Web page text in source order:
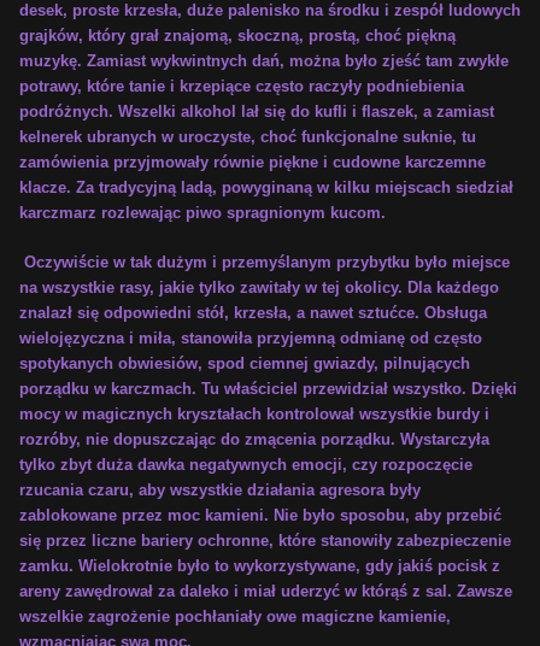
desek, proste krzesła, duże palenisko na środku i zespół ludowych
grajków, który grał znajomą, skoczną, prostą, choć piękną
muzykę. Zamiast wykwintnych dań, można było zjeść tam zwykłe
potrawy, które tanie i krzepiące często raczyły podniebienia
podróżnych. Wszelki alkohol lał się do kufli i flaszek, a zamiast
kelnerek ubranych w uroczyste, choć funkcjonalne suknie, tu
zamówienia przyjmowały równie piękne i cudowne karczemne
klacze. Za tradycyjną ladą, powyginaną w kilku miejscach siedział
karczmarz rozlewając piwo spragnionym kucom.
Oczywiście w tak dużym i przemyślanym przybytku było miejsce
na wszystkie rasy, jakie tylko zawitały w tej okolicy. Dla każdego
znalazł się odpowiedni stół, krzesła, a nawet sztućce. Obsługa
wielojęzyczna i miła, stanowiła przyjemną odmianę od często
spotykanych obwiesiów, spod ciemnej gwiazdy, pilnujących
porządku w karczmach. Tu właściciel przewidział wszystko. Dzięki
mocy w magicznych kryształach kontrolował wszystkie burdy i
rozróby, nie dopuszczając do zmącenia porządku. Wystarczyła
tylko zbyt duża dawka negatywnych emocji, czy rozpoczęcie
rzucania czaru, aby wszystkie działania agresora były
zablokowane przez moc kamieni. Nie było sposobu, aby przebić
się przez liczne bariery ochronne, które stanowiły zabezpieczenie
zamku. Wielokrotnie było to wykorzystywane, gdy jakiś pocisk z
areny zawędrował za daleko i miał uderzyć w którąś z sal. Zawsze
wszelkie zagrożenie pochłaniały owe magiczne kamienie,
wzmacniając swą moc.